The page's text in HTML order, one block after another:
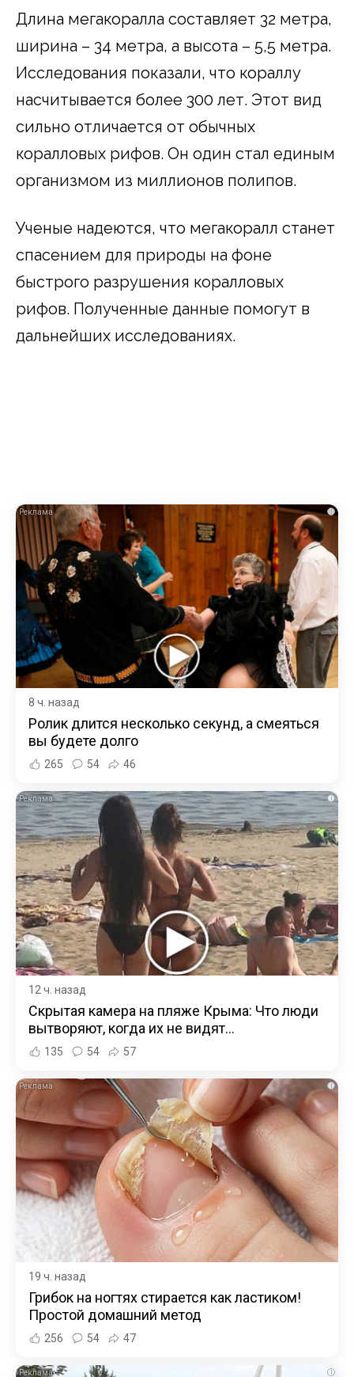
Длина мегакоралла составляет 32 метра,
ширина – 34 метра, а высота – 5,5 метра.
Исследования показали, что кораллу
насчитывается более 300 лет. Этот вид
сильно отличается от обычных
коралловых рифов. Он один стал единым
организмом из миллионов полипов.
Ученые надеются, что мегакоралл станет
спасением для природы на фоне
быстрого разрушения коралловых
рифов. Полученные данные помогут в
дальнейших исследованиях.
i
8 ч. назад
Ролик длится несколько секунд, а смеяться
вы будете долго
265 54 46
i
12 ч. назад
Скрытая камера на пляже Крыма: Что люди
вытворяют, когда их не видят...
135 54 57
i
19 ч. назад
Грибок на ногтях стирается как ластиком!
Простой домашний метод
256 54 47
i